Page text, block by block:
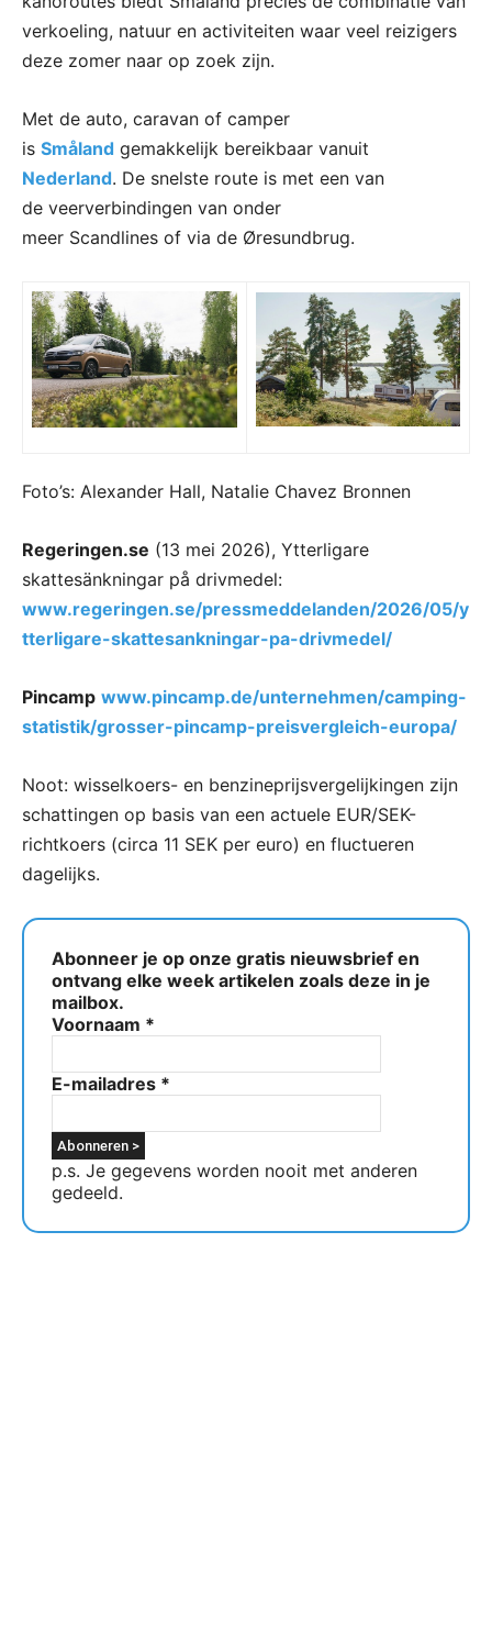
verkoeling, natuur en activiteiten waar veel reizigers
deze zomer naar op zoek zijn.
Met de auto, caravan of camper
is Småland gemakkelijk bereikbaar vanuit
Nederland. De snelste route is met een van
de veerverbindingen van onder
meer Scandlines of via de Øresundbrug.
Foto’s: Alexander Hall, Natalie Chavez Bronnen
Regeringen.se (13 mei 2026), Ytterligare
skattesänkningar på drivmedel:
www.regeringen.se/pressmeddelanden/2026/05/y
tterligare-skattesankningar-pa-drivmedel/
Pincamp www.pincamp.de/unternehmen/camping-
statistik/grosser-pincamp-preisvergleich-europa/
Noot: wisselkoers- en benzineprijsvergelijkingen zijn
schattingen op basis van een actuele EUR/SEK-
richtkoers (circa 11 SEK per euro) en fluctueren
dagelijks.
Abonneer je op onze gratis nieuwsbrief en
ontvang elke week artikelen zoals deze in je
mailbox.
Voornaam *
E-mailadres *
p.s. Je gegevens worden nooit met anderen
gedeeld.